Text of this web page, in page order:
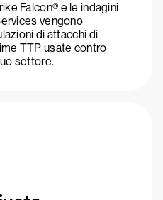
Falcon® e le indagini
vengono
di attacchi di
TTP usate contro
settore.